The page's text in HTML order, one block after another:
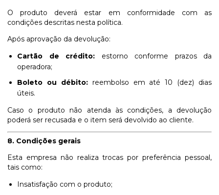
O produto deverá estar em conformidade com as
condições descritas nesta política.
Após aprovação da devolução:
Cartão de crédito: estorno conforme prazos da
operadora;
Boleto ou débito:reembolso em até 10 (dez) dias
úteis.
Caso o produto não atenda às condições, a devolução
poderá ser recusada e o item será devolvido ao cliente.
8. Condições gerais
Esta empresa não realiza trocas por preferência pessoal,
tais como:
Insatisfação com o produto;